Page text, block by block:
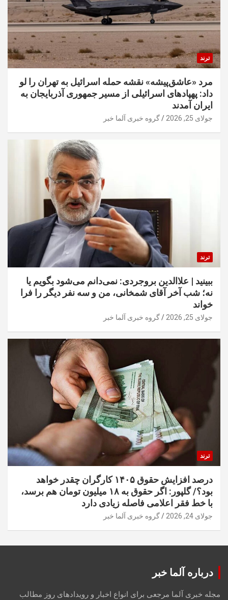
ترند
مرد «عاشق‌پیشه» نقشه حمله اسرائیل به تهران را لو
داد: پهپادهای اسرائیلی از مسیر جمهوری آذربایجان به
ایران آمدند
جولای 25, 2026 گروه خبری آلما خبر
ترند
ببینید | علاالدین بروجردی: نمی‌دانم می‌شود بگویم یا
نه؛ شب آخر آقای شمخانی، من و سه نفر دیگر را فرا
خواند
جولای 25, 2026 گروه خبری آلما خبر
ترند
درصد افزایش حقوق ۱۴۰۵ کارگران چقدر خواهد
بود؟/ گلپور: اگر حقوق به ۱۸ میلیون تومان هم برسد،
با خط فقر اعلامی فاصله زیادی دارد
جولای 24, 2026 گروه خبری آلما خبر
درباره آلما خبر
مجله خبری آلما مرجعی برای انواع اخبار و رویدادهای روز مطالب